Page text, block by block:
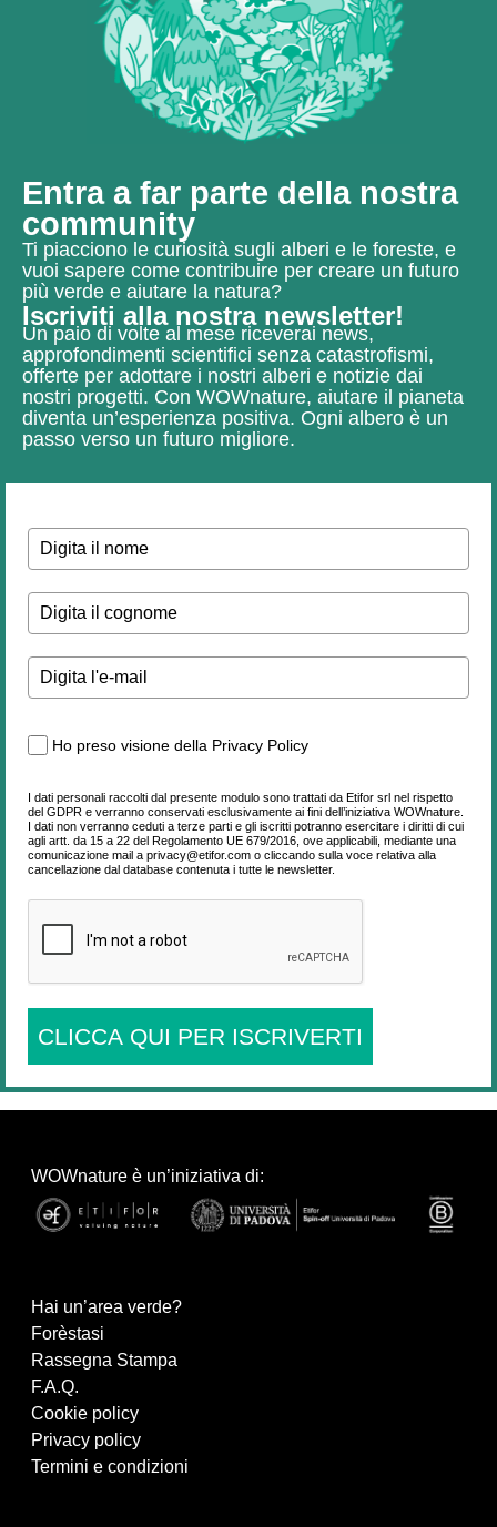
Entra a far parte della nostra
community
Ti piacciono le curiosità sugli alberi e le foreste, e
vuoi sapere come contribuire per creare un futuro
più verde e aiutare la natura?
Iscriviti alla nostra newsletter!
Un paio di volte al mese riceverai news,
approfondimenti scientifici senza catastrofismi,
offerte per adottare i nostri alberi e notizie dai
nostri progetti. Con WOWnature, aiutare il pianeta
diventa un’esperienza positiva. Ogni albero è un
passo verso un futuro migliore.
Ho preso visione della Privacy Policy
I dati personali raccolti dal presente modulo sono trattati da Etifor srl nel rispetto
del GDPR e verranno conservati esclusivamente ai fini dell’iniziativa WOWnature.
I dati non verranno ceduti a terze parti e gli iscritti potranno esercitare i diritti di cui
agli artt. da 15 a 22 del Regolamento UE 679/2016, ove applicabili, mediante una
comunicazione mail a privacy@etifor.com o cliccando sulla voce relativa alla
cancellazione dal database contenuta i tutte le newsletter.
CLICCA QUI PER ISCRIVERTI
WOWnature è un’iniziativa di:
Hai un’area verde?
Forèstasi
Rassegna Stampa
F.A.Q.
Cookie policy
Privacy policy
Termini e condizioni